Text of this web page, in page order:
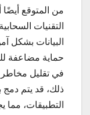
من المتوقع
التقنيات
البيانات بشكل
حماية مضاعفة
في تقليل مخاطر
ذلك، قد يتم دمج
التطبيقات،